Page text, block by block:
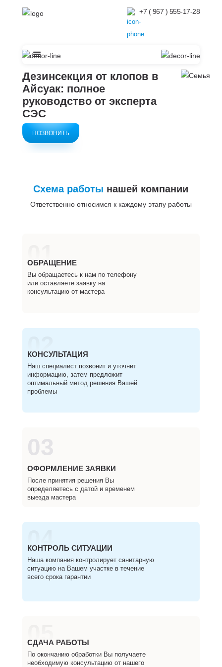
+7 ( 967 ) 555-17-28
Дезинсекция от клопов в
Айсуак: полное
руководство от эксперта
СЭС
ПОЗВОНИТЬ
Схема работы нашей компании
Ответственно относимся к каждому этапу работы
01
ОБРАЩЕНИЕ
Вы обращаетесь к нам по телефону
или оставляете заявку на
консультацию от мастера
02
КОНСУЛЬТАЦИЯ
Наш специалист позвонит и уточнит
информацию, затем предложит
оптимальный метод решения Вашей
проблемы
ОФОРМЛЕНИЕ ЗАЯВКИ
После принятия решения Вы
определяетесь с датой и временем
выезда мастера
04
КОНТРОЛЬ СИТУАЦИИ
Наша компания контролирует санитарную
ситуацию на Вашем участке в течение
всего срока гарантии
05
СДАЧА РАБОТЫ
По окончанию обработки Вы получаете
необходимую консультацию от нашего